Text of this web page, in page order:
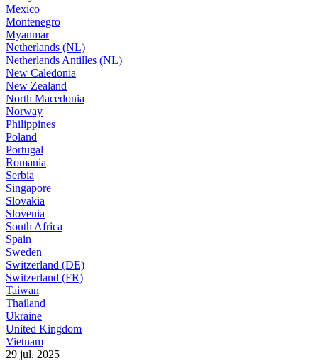
Mexico
Montenegro
Myanmar
Netherlands (NL)
Netherlands Antilles (NL)
New Caledonia
New Zealand
North Macedonia
Norway
Philippines
Poland
Portugal
Romania
Serbia
Singapore
Slovakia
Slovenia
South Africa
Spain
Sweden
Switzerland (DE)
Switzerland (FR)
Taiwan
Thailand
Ukraine
United Kingdom
Vietnam
29 jul. 2025